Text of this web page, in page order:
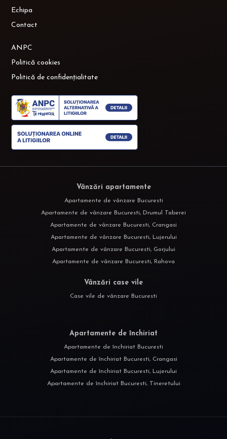
Echipa
Contact
ANPC
Politică cookies
Politică de confidențialitate
Vânzări apartamente
Apartamente de vânzare Bucuresti
Apartamente de vânzare Bucuresti, Drumul Taberei
Apartamente de vânzare Bucuresti, Crangasi
Apartamente de vânzare Bucuresti, Lujerului
Apartamente de vânzare Bucuresti, Gorjului
Apartamente de vânzare Bucuresti, Rahova
Vânzări case vile
Case vile de vânzare Bucuresti
Apartamente de închiriat
Apartamente de închiriat Bucuresti
Apartamente de închiriat Bucuresti, Crangasi
Apartamente de închiriat Bucuresti, Lujerului
Apartamente de închiriat Bucuresti, Tineretului